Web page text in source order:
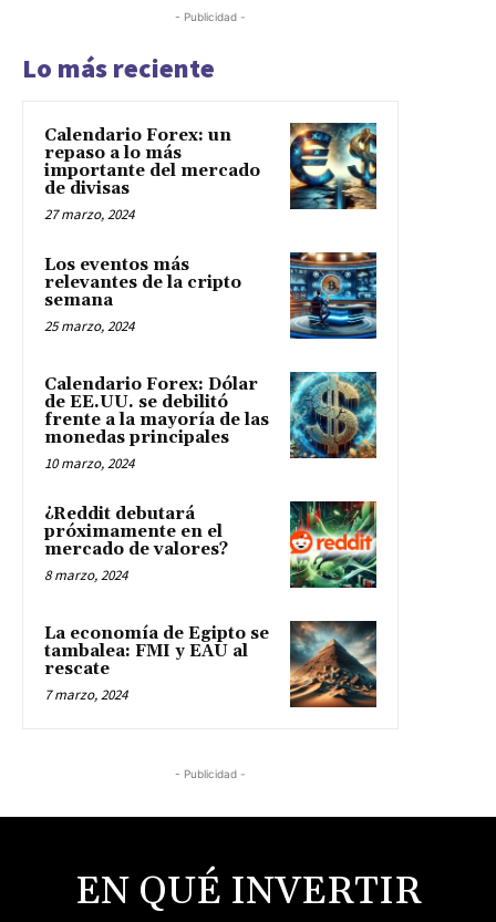
- Publicidad -
Lo más reciente
Calendario Forex: un
repaso a lo más
importante del mercado
de divisas
27 marzo, 2024
Los eventos más
relevantes de la cripto
semana
25 marzo, 2024
Calendario Forex: Dólar
de EE.UU. se debilitó
frente a la mayoría de las
monedas principales
10 marzo, 2024
¿Reddit debutará
próximamente en el
mercado de valores?
8 marzo, 2024
La economía de Egipto se
tambalea: FMI y EAU al
rescate
7 marzo, 2024
- Publicidad -
EN QUÉ INVERTIR